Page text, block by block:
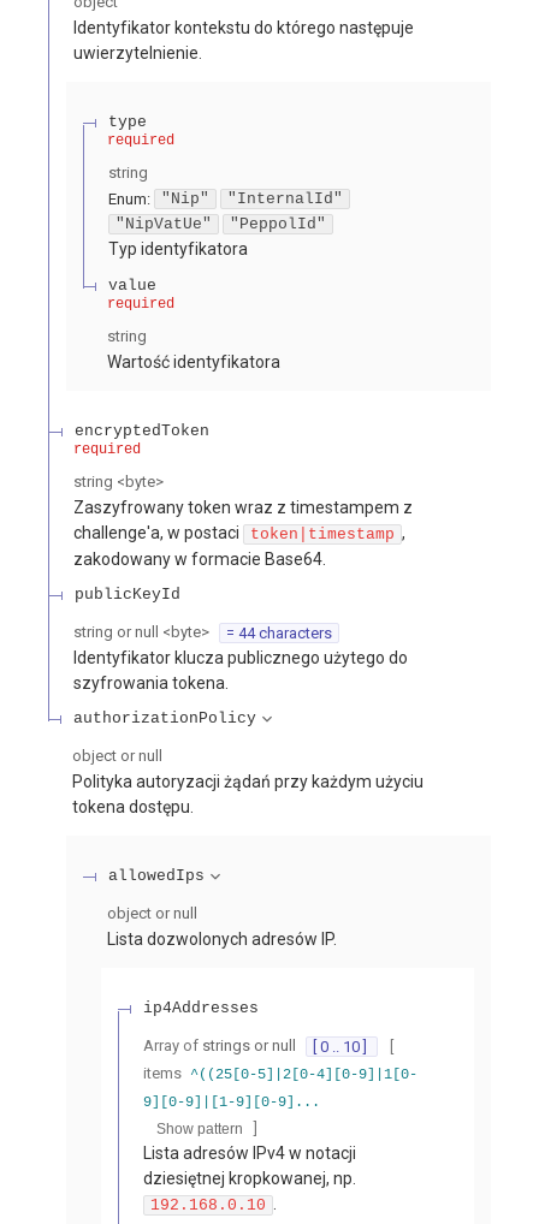
Identyfikator kontekstu do którego następuje
uwierzytelnienie.
type
required
string
Enum: "Nip"
"InternalId"
"NipVatUe"
"PeppolId"
Typ identyfikatora
value
required
string
Wartość identyfikatora
encryptedToken
required
string < byte>
Zaszyfrowany token wraz z timestampem z
challenge'a, w postaci
token|timestamp ,
zakodowany w formacie Base64.
publicKeyId
string or null < byte> = 44 characters
Identyfikator klucza publicznego użytego do
szyfrowania tokena.
authorizationPolicy
object or null
Polityka autoryzacji żądań przy każdym użyciu
tokena dostępu.
allowedIps
object or null
Lista dozwolonych adresów IP.
ip4Addresses
Array of strings or null [ 0 .. 10 ]
items ^((25[0-5]|2[0-4][0-9]|1[0-
9][0-9]|[1-9][0-9]...
Show pattern
]
Lista adresów IPv4 w notacji
dziesiętnej kropkowanej, np.
192.168.0.10